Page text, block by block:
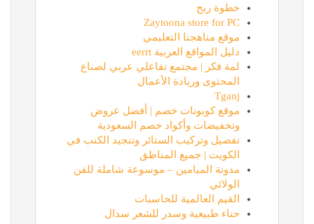
خطوة ربح
Zaytoona store for PC
موقع مناهجنا التعليمي
دليل المواقع العربية eerrt
لمة فكر | مجتمع تفاعلي عربي لصناع
المحتوى وريادة الأعمال
Tganj
موقع كوبونات خصم | أفضل عروض
وتخفيضات وأكواد خصم السعودية
تفصيل وتركيب الستائر وتنجيد الكنب في
الكويت | جميع المناطق
مدونة الميامين – موسوعة شاملة للفن
الولائي
القيم العالمية للحاسبات
حناء طبيعية وسدر للشعر سدال